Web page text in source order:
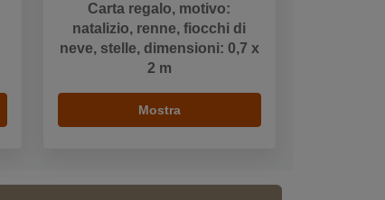
Carta regalo, motivo:
natalizio, renne, fiocchi di
neve, stelle, dimensioni: 0,7 x
2 m
Mostra